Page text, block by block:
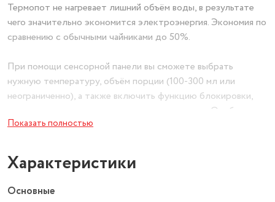
Термопот не нагревает лишний объём воды, в результате
чего значительно экономится электроэнергия. Экономия по
сравнению с обычными чайниками до 50%.
При помощи сенсорной панели вы сможете выбрать
нужную температуру, объём порции (100-300 мл или
неограниченно), а также включить функцию блокировки,
что предотвратит нежелательное включение. Особенно
важно, если в доме есть дети.
Съёмный прозрачный контейнер даёт возможность
пользователю постоянно контролировать объём воды в
резервуаре и удобно наполнять его.
Показать полностью
Характеристики
Основные